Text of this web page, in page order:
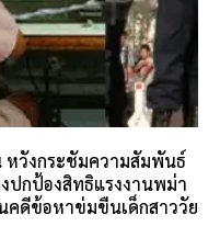
วังกระชัมความสัมพันธ์
ปกป้องสิทธิแรงงานพม่า
คดีข้อหาข่มขืนเด็กสาววัย